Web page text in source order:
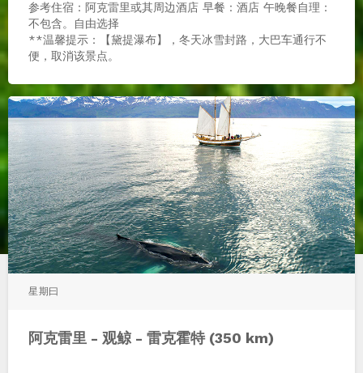
参考住宿：阿克雷里或其周边酒店 早餐：酒店 午晚餐自理：
不包含。自由选择
**温馨提示：【黛提瀑布】，冬天冰雪封路，大巴车通行不
便，取消该景点。
星期曰
阿克雷里 - 观鲸 - 雷克霍特 (350 km)